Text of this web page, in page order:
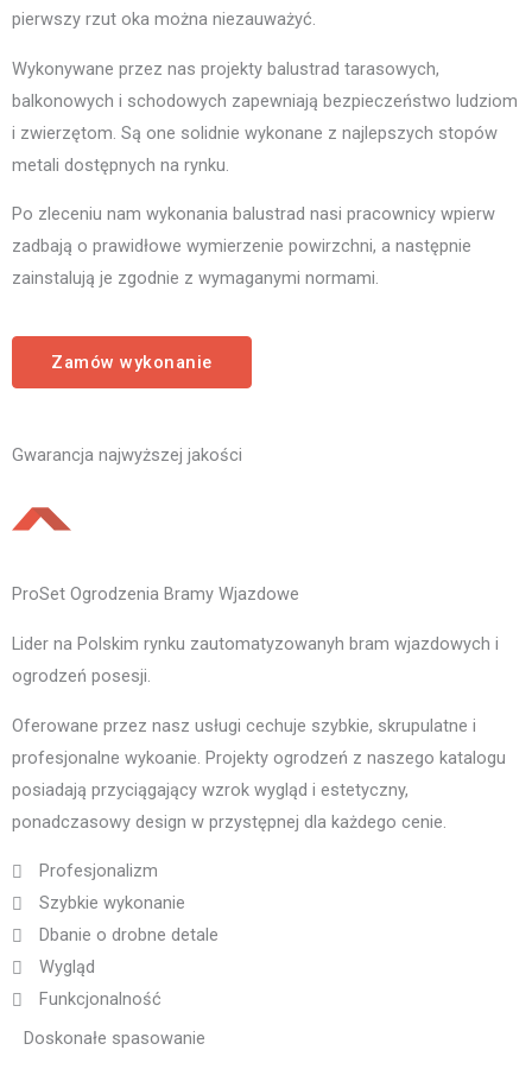
pierwszy rzut oka można niezauważyć.
Wykonywane przez nas projekty balustrad tarasowych,
balkonowych i schodowych zapewniają bezpieczeństwo ludziom
i zwierzętom. Są one solidnie wykonane z najlepszych stopów
metali dostępnych na rynku.
Po zleceniu nam wykonania balustrad nasi pracownicy wpierw
zadbają o prawidłowe wymierzenie powirzchni, a następnie
zainstalują je zgodnie z wymaganymi normami.
Zamów wykonanie
Gwarancja najwyższej jakości
ProSet Ogrodzenia Bramy Wjazdowe
Lider na Polskim rynku zautomatyzowanyh bram wjazdowych i
ogrodzeń posesji.
Oferowane przez nasz usługi cechuje szybkie, skrupulatne i
profesjonalne wykoanie. Projekty ogrodzeń z naszego katalogu
posiadają przyciągający wzrok wygląd i estetyczny,
ponadczasowy design w przystępnej dla każdego cenie.
Profesjonalizm
Szybkie wykonanie
Dbanie o drobne detale
Wygląd
Funkcjonalność
Doskonałe spasowanie